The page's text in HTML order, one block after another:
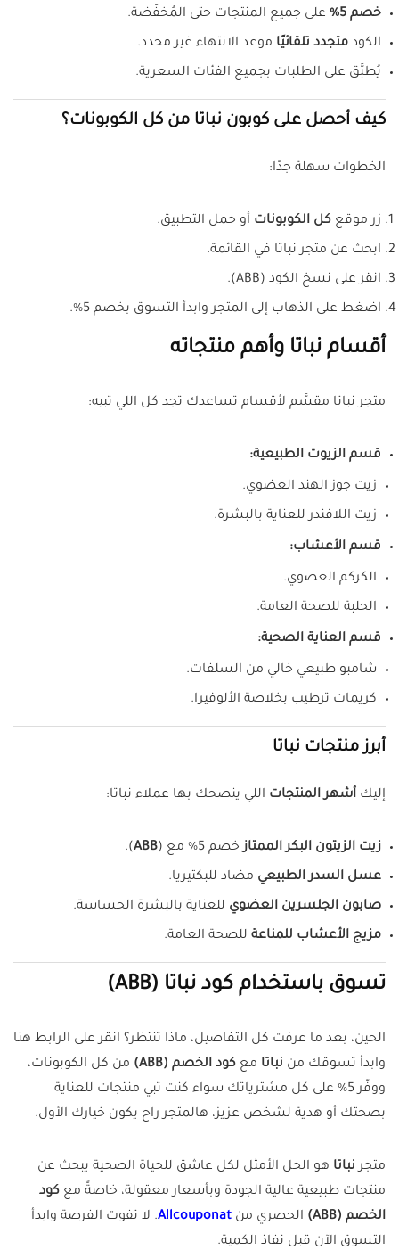
خصم 5% على جميع المنتجات حتى المُخفّضة.
الكود متجدد تلقائيًا موعد الانتهاء غير محدد.
يُطبَّق على الطلبات بجميع الفئات السعرية.
كيف أحصل على كوبون نباتا من كل الكوبونات؟
الخطوات سهلة جدًا:
زر موقع كل الكوبونات أو حمل التطبيق.
ابحث عن متجر نباتا في القائمة.
انقر على نسخ الكود (ABB).
اضغط على الذهاب إلى المتجر وابدأ التسوق بخصم 5%.
أقسام نباتا وأهم منتجاته
متجر نباتا مقسَّم لأقسام تساعدك تجد كل اللي تبيه:
قسم الزيوت الطبيعية:
زيت جوز الهند العضوي.
زيت اللافندر للعناية بالبشرة.
قسم الأعشاب:
الكركم العضوي.
الحلبة للصحة العامة.
قسم العناية الصحية:
شامبو طبيعي خالي من السلفات.
كريمات ترطيب بخلاصة الألوفيرا.
أبرز منتجات نباتا
إليك أشهر المنتجات اللي ينصحك بها عملاء نباتا:
زيت الزيتون البكر الممتازخصم 5% مع ( ABB
).
عسل السدر الطبيعي مضاد للبكتيريا.
صابون الجلسرين العضوي للعناية بالبشرة الحساسة.
مزيج الأعشاب للمناعة للصحة العامة.
تسوق باستخدام كود نباتا (ABB)
الحين، بعد ما عرفت كل التفاصيل، ماذا تنتظر؟ انقر على الرابط هنا
وابدأ تسوقك من نباتا مع كود الخصم (ABB)
من كل الكوبونات،
ووفّر 5% على كل مشترياتك سواء كنت تبي منتجات للعناية
بصحتك أو هدية لشخص عزيز، هالمتجر راح يكون خيارك الأول.
متجرنباتا هو الحل الأمثل لكل عاشق للحياة الصحية يبحث عن
منتجات طبيعية عالية الجودة وبأسعار معقولة، خاصةً مع كود
الخصم (ABB) الحصري من Allcouponat. لا تفوت الفرصة وابدأ
التسوق الآن قبل نفاذ الكمية.